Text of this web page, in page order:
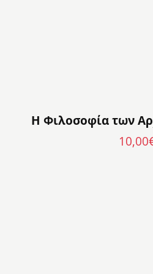
Η Φιλοσοφία των
10,00